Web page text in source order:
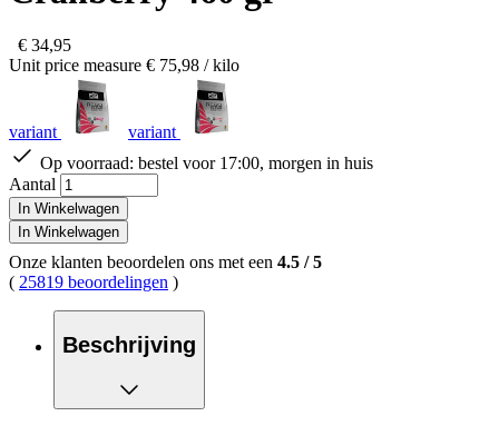
€ 34,95
Unit price measure € 75,98 / kilo
variant
variant
Op voorraad: bestel voor 17:00, morgen in huis
Aantal
In Winkelwagen
In Winkelwagen
Onze klanten beoordelen ons met een 4.5 /5
( 25819 beoordelingen )
Beschrijving